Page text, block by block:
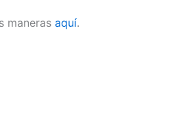
maneras aquí.